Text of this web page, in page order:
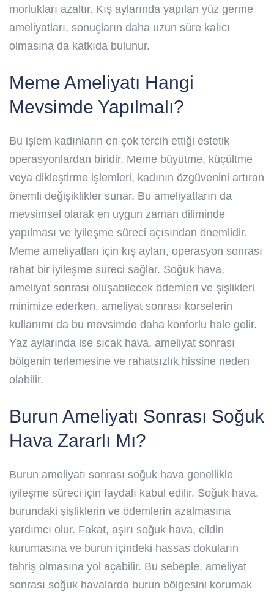
morlukları azaltır. Kış aylarında yapılan yüz germe
ameliyatları, sonuçların daha uzun süre kalıcı
olmasına da katkıda bulunur.
Meme Ameliyatı Hangi
Mevsimde Yapılmalı?
Bu işlem kadınların en çok tercih ettiği estetik
operasyonlardan biridir. Meme büyütme, küçültme
veya dikleştirme işlemleri, kadının özgüvenini artıran
önemli değişiklikler sunar. Bu ameliyatların da
mevsimsel olarak en uygun zaman diliminde
yapılması ve iyileşme süreci açısından önemlidir.
Meme ameliyatları için kış ayları, operasyon sonrası
rahat bir iyileşme süreci sağlar. Soğuk hava,
ameliyat sonrası oluşabilecek ödemleri ve şişlikleri
minimize ederken, ameliyat sonrası korselerin
kullanımı da bu mevsimde daha konforlu hale gelir.
Yaz aylarında ise sıcak hava, ameliyat sonrası
bölgenin terlemesine ve rahatsızlık hissine neden
olabilir.
Burun Ameliyatı Sonrası Soğuk
Hava Zararlı Mı?
Burun ameliyatı sonrası soğuk hava genellikle
iyileşme süreci için faydalı kabul edilir. Soğuk hava,
burundaki şişliklerin ve ödemlerin azalmasına
yardımcı olur. Fakat, aşırı soğuk hava, cildin
kurumasına ve burun içindeki hassas dokuların
tahriş olmasına yol açabilir. Bu sebeple, ameliyat
sonrası soğuk havalarda burun bölgesini korumak